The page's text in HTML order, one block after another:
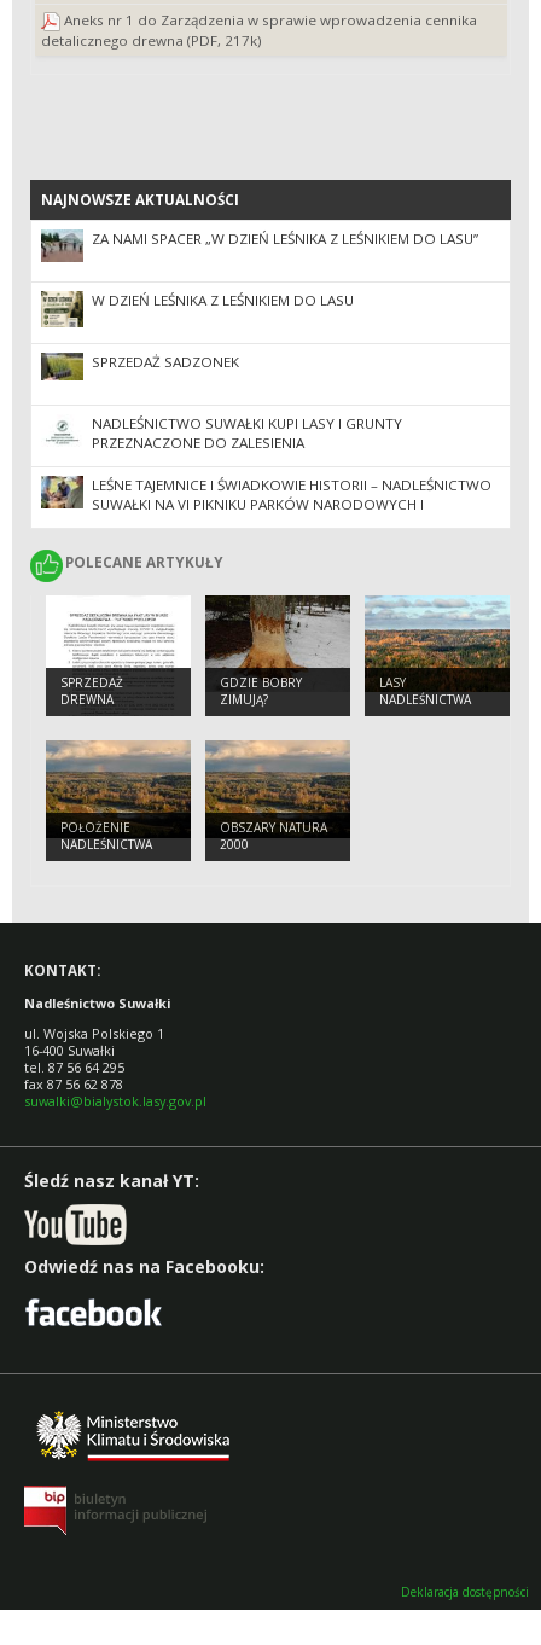
Aneks nr 1 do Zarządzenia w sprawie wprowadzenia cennika
detalicznego drewna (PDF, 217k)
NAJNOWSZE AKTUALNOŚCI
NAJNOWSZE AKTUALNOŚCI
ZA NAMI SPACER „W DZIEŃ LEŚNIKA Z LEŚNIKIEM DO LASU”
W DZIEŃ LEŚNIKA Z LEŚNIKIEM DO LASU
SPRZEDAŻ SADZONEK
NADLEŚNICTWO SUWAŁKI KUPI LASY I GRUNTY
PRZEZNACZONE DO ZALESIENIA
LEŚNE TAJEMNICE I ŚWIADKOWIE HISTORII – NADLEŚNICTWO
SUWAŁKI NA VI PIKNIKU PARKÓW NARODOWYCH I
POLECANE ARTYKUŁY
POLECANE ARTYKUŁY
SPRZEDAŻ
DREWNA
GDZIE BOBRY
ZIMUJĄ?
LASY
NADLEŚNICTWA
POŁOŻENIE
NADLEŚNICTWA
SUWAŁKI
OBSZARY NATURA
2000
KONTAKT:
Nadleśnictwo Suwałki
ul. Wojska Polskiego 1
16-400 Suwałki
tel. 87 56 64 295
fax 87 56 62 878
suwalki@bialystok.lasy.gov.pl
Śledź nasz kanał YT:
Odwiedź nas na Facebooku:
Deklaracja dostępności